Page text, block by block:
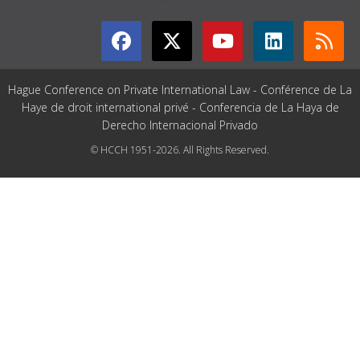
Hague Conference on Private International Law - Conférence de La
Haye de droit international privé - Conferencia de La Haya de
Derecho Internacional Privado
© HCCH 1951-2026. All Rights Reserved.